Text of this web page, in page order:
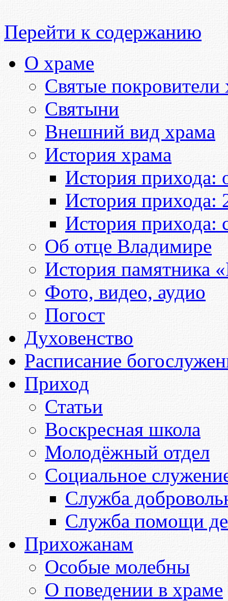
Перейти к содержанию
О храме
Святые покровители
Святыни
Внешний вид храма
История храма
История прихода:
История прихода:
История прихода:
Об отце Владимире
История памятника
Фото, видео, аудио
Погост
Духовенство
Расписание
Приход
Статьи
Воскресная школа
Молодёжный отдел
Социальное
Служба
Служба помощи
Прихожанам
Особые молебны
О поведении в храме